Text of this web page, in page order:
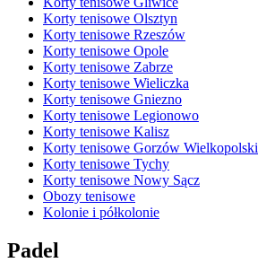
Korty tenisowe Olsztyn
Korty tenisowe Rzeszów
Korty tenisowe Opole
Korty tenisowe Zabrze
Korty tenisowe Wieliczka
Korty tenisowe Gniezno
Korty tenisowe Legionowo
Korty tenisowe Kalisz
Korty tenisowe Gorzów Wielkopolski
Korty tenisowe Tychy
Korty tenisowe Nowy Sącz
Obozy tenisowe
Kolonie i półkolonie
Padel